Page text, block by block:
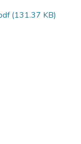
(131.37 KB)